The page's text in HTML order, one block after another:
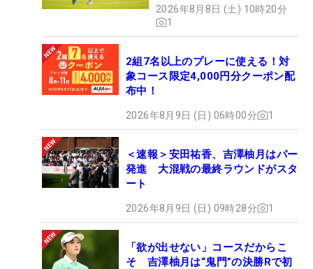
2026年8月8日 (土) 10時20分
1
2組7名以上のプレーに使える！対
象コース限定4,000円分クーポン配
布中！
2026年8月9日 (日) 06時00分 1
＜速報＞安田祐香、吉澤柚月はパー
発進 大混戦の最終ラウンドがスタ
ート
2026年8月9日 (日) 09時28分 1
「欲が出せない」コースだからこ
そ 吉澤柚月は“鬼門”の決勝Rで初